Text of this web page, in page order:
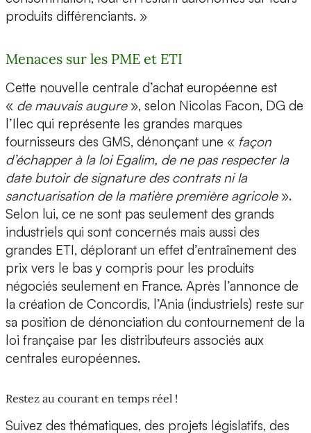
produits différenciants. »
Menaces sur les PME et ETI
Cette nouvelle centrale d’achat européenne est
« de mauvais augure», selon Nicolas Facon, DG de
l’Ilec qui représente les grandes marques
fournisseurs des GMS, dénonçant une « façon
d’échapper à la loi Egalim, de ne pas respecter la
date butoir de signature des contrats ni la
sanctuarisation de la matière première agricole».
Selon lui, ce ne sont pas seulement des grands
industriels qui sont concernés mais aussi des
grandes ETI, déplorant un effet d’entraînement des
prix vers le bas y compris pour les produits
négociés seulement en France. Après l’annonce de
la création de Concordis, l’Ania (industriels) reste sur
sa position de dénonciation du contournement de la
loi française par les distributeurs associés aux
centrales européennes.
Restez au courant en temps réel !
Suivez des thématiques, des projets législatifs, des